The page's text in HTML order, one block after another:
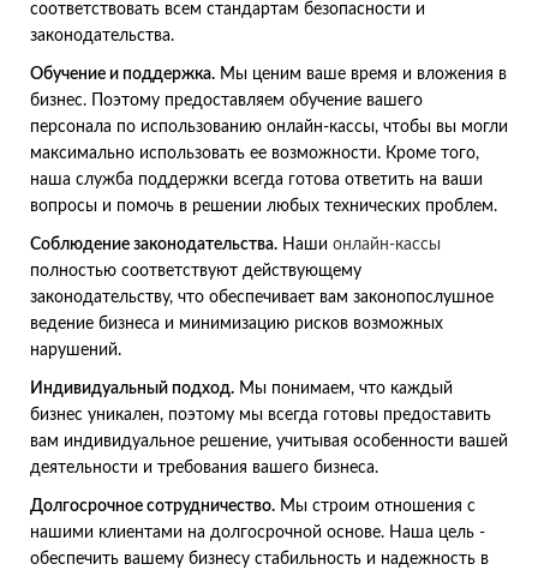
соответствовать всем стандартам безопасности и
законодательства.
Обучение и поддержка. Мы ценим ваше время и вложения в
бизнес. Поэтому предоставляем обучение вашего
персонала по использованию онлайн-кассы, чтобы вы могли
максимально использовать ее возможности. Кроме того,
наша служба поддержки всегда готова ответить на ваши
вопросы и помочь в решении любых технических проблем.
Соблюдение законодательства. Наши онлайн-кассы
полностью соответствуют действующему
законодательству, что обеспечивает вам законопослушное
ведение бизнеса и минимизацию рисков возможных
нарушений.
Индивидуальный подход. Мы понимаем, что каждый
бизнес уникален, поэтому мы всегда готовы предоставить
вам индивидуальное решение, учитывая особенности вашей
деятельности и требования вашего бизнеса.
Долгосрочное сотрудничество. Мы строим отношения с
нашими клиентами на долгосрочной основе. Наша цель -
обеспечить вашему бизнесу стабильность и надежность в